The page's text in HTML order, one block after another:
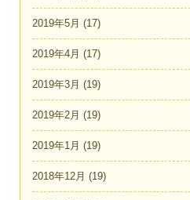
2019年5月 (17)
2019年4月 (17)
2019年3月 (19)
2019年2月 (19)
2019年1月 (19)
2018年12月 (19)